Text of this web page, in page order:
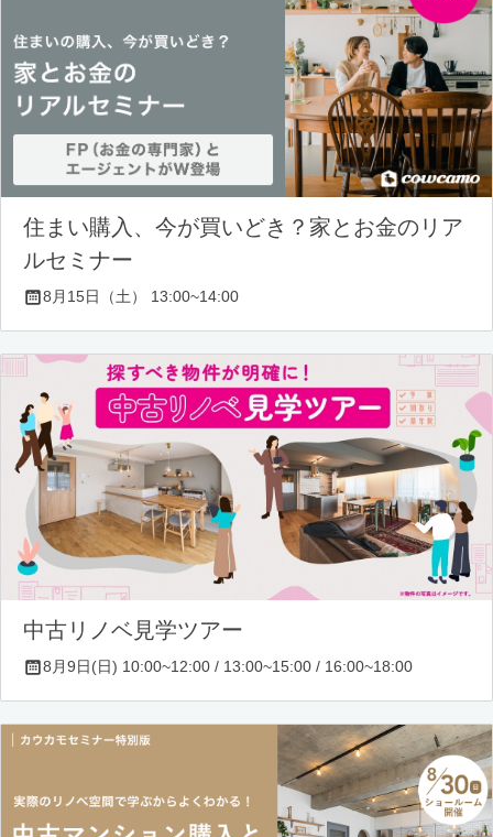
住まい購入、今が買いどき？家とお金のリア
ルセミナー
8月15日（土） 13:00~14:00
中古リノベ見学ツアー
8月9日(日) 10:00~12:00 / 13:00~15:00 / 16:00~18:00